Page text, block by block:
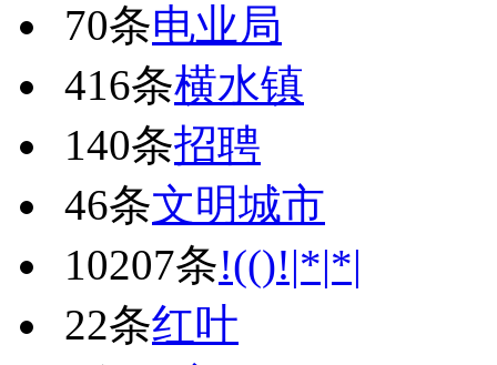
70条电业局
416条横水镇
140条招聘
46条文明城市
10207条!(()!|*|*|
22条红叶